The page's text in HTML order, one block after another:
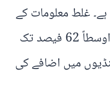
غلط معلومات کے
بارے میں خدشات بھی اوسطاً 62 فیصد تک
میں اضافے کی